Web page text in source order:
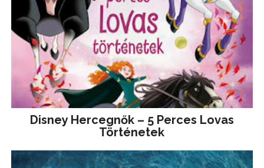
Disney ​Hercegnők – 5 Perces Lovas
Történetek